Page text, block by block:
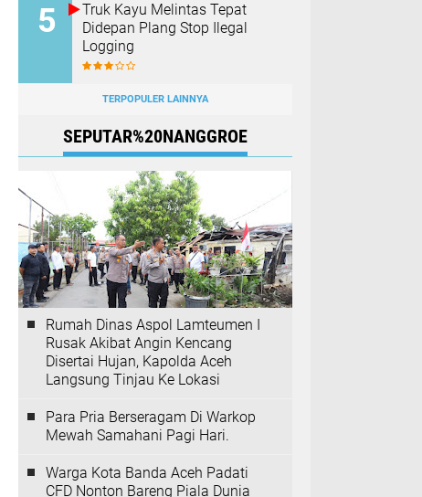
Truk Kayu Melintas Tepat
Didepan Plang Stop Ilegal
Logging
TERPOPULER LAINNYA
SEPUTAR%20NANGGROE
Rumah Dinas Aspol Lamteumen I
Rusak Akibat Angin Kencang
Disertai Hujan, Kapolda Aceh
Langsung Tinjau Ke Lokasi
Para Pria Berseragam Di Warkop
Mewah Samahani Pagi Hari.
Warga Kota Banda Aceh Padati
CFD Nonton Bareng Piala Dunia